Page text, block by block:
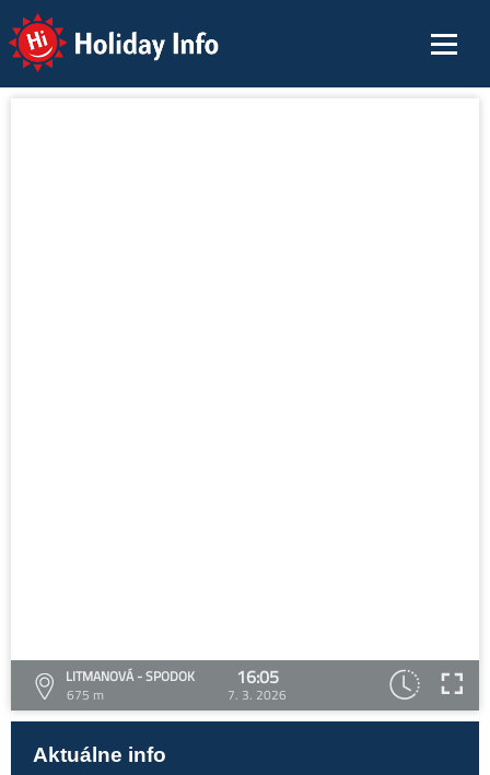
Holiday Info
LITMANOVÁ - SPODOK
675 m
16:05
7. 3. 2026
Aktuálne info